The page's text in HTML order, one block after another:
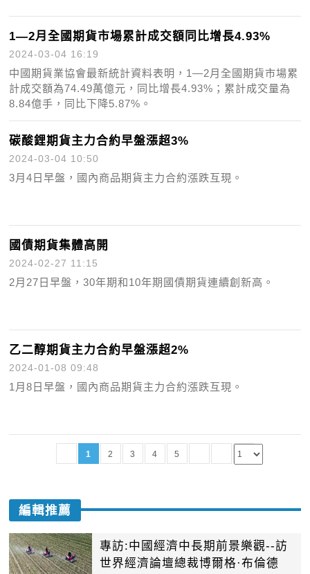
1—2月全國期貨市場累計成交額同比增長4.93%
2024-03-04 16:19
中國期貨業協會最新統計資料表明，1—2月全國期貨市場累
計成交額為74.49萬億元，同比增長4.93%；累計成交量為
8.84億手，同比下降5.87%。
碳酸鋰期貨主力合約早盤漲超3%
2024-03-04 10:50
3月4日早盤，國內商品期貨主力合約漲跌互現。
國債期貨集體高開
2024-02-27 11:15
2月27日早盤，30年期和10年期國債期貨連續創新高。
乙二醇期貨主力合約早盤漲超2%
2024-01-08 09:48
1月8日早盤，國內商品期貨主力合約漲跌互現。
1 2 3 4 5
編輯推薦
專訪:中國經濟中長期前景樂觀--訪
世界經濟論壇總裁博爾格·布倫德